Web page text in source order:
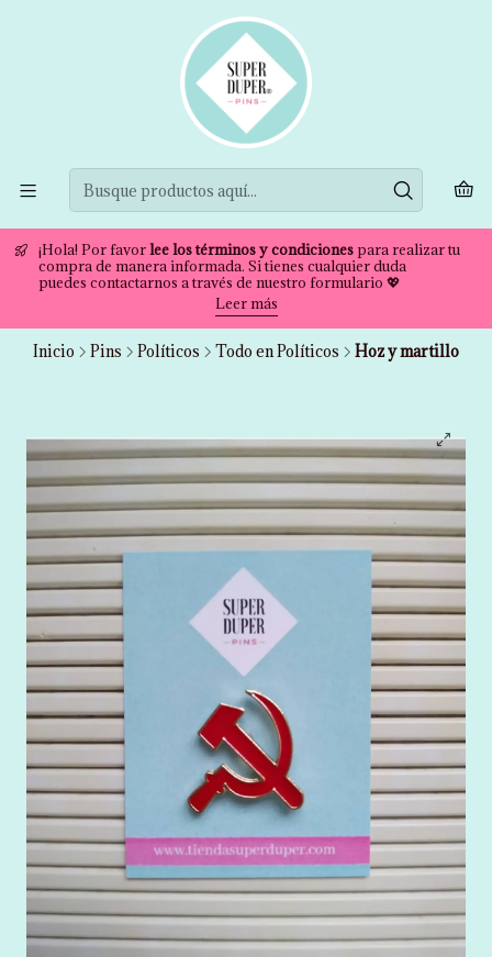
¡Hola! Por favorlee los términos y condicionespara realizar tu
compra de manera informada. Si tienes cualquier duda
puedes contactarnos a través de nuestro formulario 💖
Leer más
Inicio Pins Políticos Todo en Políticos Hoz y martillo